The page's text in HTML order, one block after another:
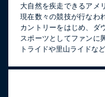
大自然を疾走できるアメ
現在数々の競技が行なわ
カントリーをはじめ、ダ
スポーツとしてファンに
トライドや里山ライドな